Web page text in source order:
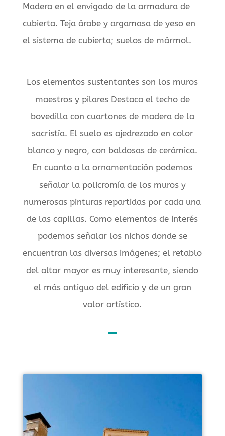
Madera en el envigado de la armadura de
cubierta. Teja árabe y argamasa de yeso en
el sistema de cubierta; suelos de mármol.
Los elementos sustentantes son los muros
maestros y pilares Destaca el techo de
bovedilla con cuartones de madera de la
sacristía. El suelo es ajedrezado en color
blanco y negro, con baldosas de cerámica.
En cuanto a la ornamentación podemos
señalar la policromía de los muros y
numerosas pinturas repartidas por cada una
de las capillas. Como elementos de interés
podemos señalar los nichos donde se
encuentran las diversas imágenes; el retablo
del altar mayor es muy interesante, siendo
el más antiguo del edificio y de un gran
valor artístico.